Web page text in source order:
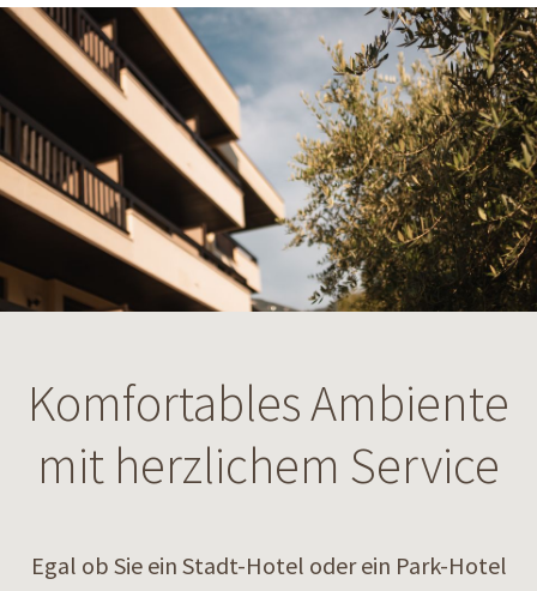
Komfortables Ambiente
mit herzlichem Service
Egal ob Sie ein Stadt-Hotel oder ein Park-Hotel